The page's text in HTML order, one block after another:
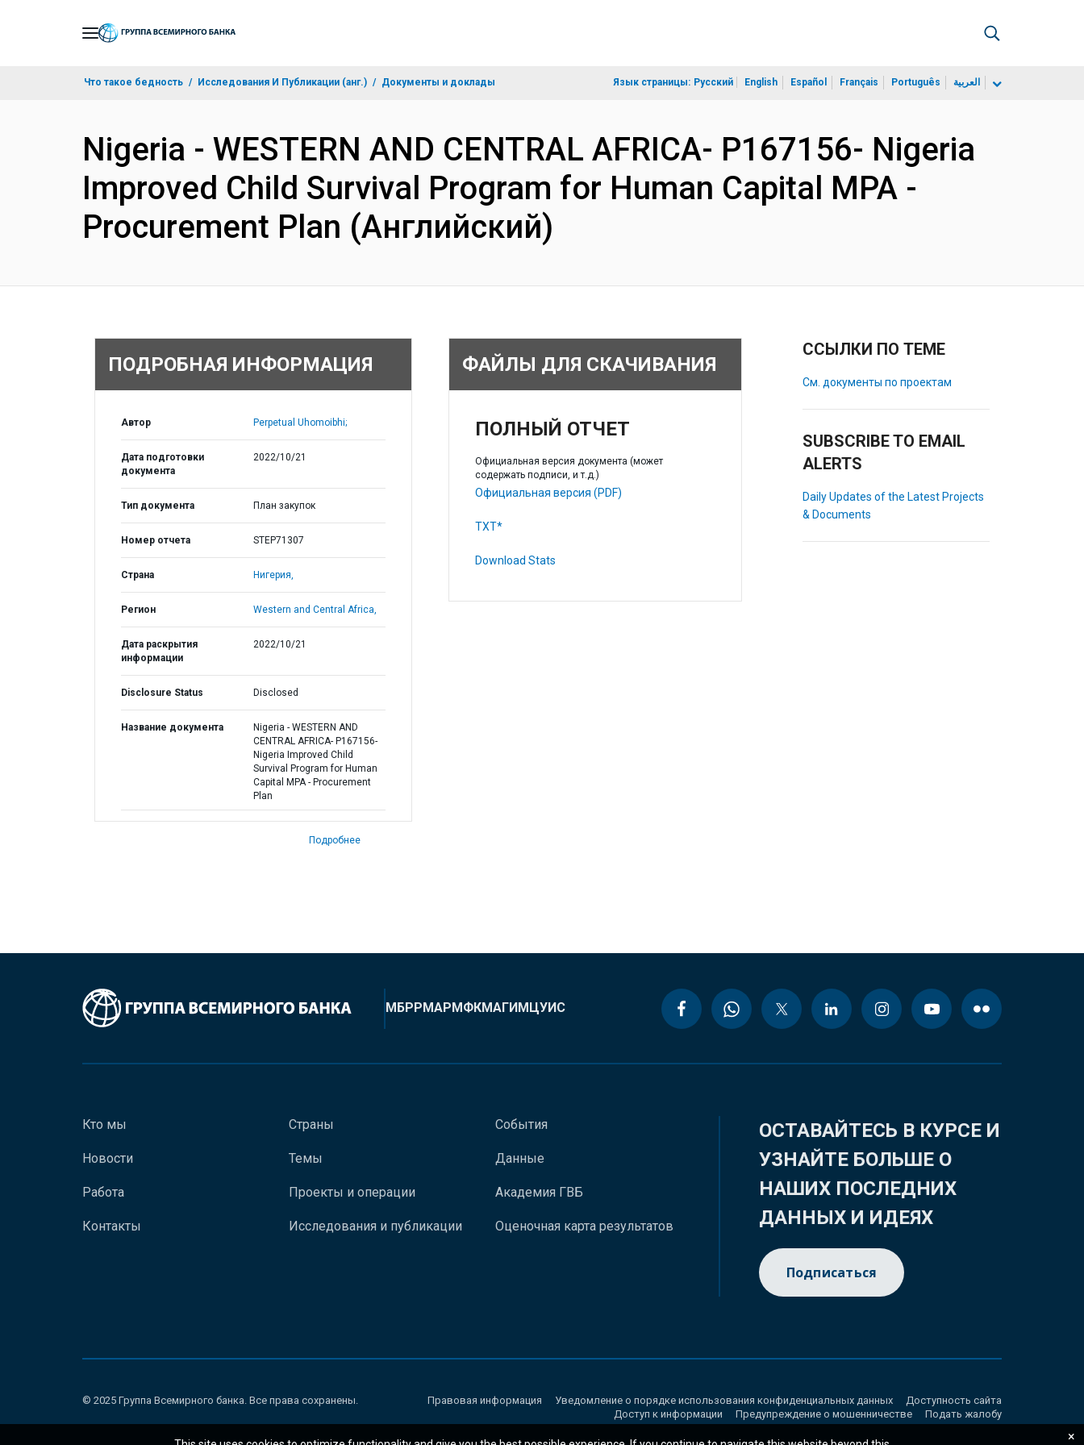
Что такое бедность Исследования И Публикации (анг.) Документы и доклады Язык страницы: Русский English Español Français Português العربية
Nigeria - WESTERN AND CENTRAL AFRICA- P167156- Nigeria
Improved Child Survival Program for Human Capital MPA -
Procurement Plan (Английский)
ПОДРОБНАЯ ИНФОРМАЦИЯ
Автор Perpetual Uhomoibhi;
Дата подготовки
документа
2022/10/21
Тип документа План закупок
Номер отчета STEP71307
Страна Нигерия,
Регион Western and Central Africa,
Дата раскрытия
информации
2022/10/21
Disclosure Status Disclosed
Название документа
Nigeria - WESTERN AND
CENTRAL AFRICA- P167156-
Nigeria Improved Child
Survival Program for Human
Capital MPA - Procurement
Plan
Подробнее
ФАЙЛЫ ДЛЯ СКАЧИВАНИЯ
ПОЛНЫЙ ОТЧЕТ
Официальная версия документа (может
содержать подписи, и т.д.)
Официальная версия (PDF)
TXT*
Download Stats
ССЫЛКИ ПО ТЕМЕ
См. документы по проектам
SUBSCRIBE TO EMAIL
ALERTS
Daily Updates of the Latest Projects
& Documents
МБРРМАРМФКМАГИМЦУИС
Кто мы
Новости
Работа
Контакты
Страны
Темы
Проекты и операции
Исследования и публикации
События
Данные
Академия ГВБ
Оценочная карта результатов
ОСТАВАЙТЕСЬ В КУРСЕ И
УЗНАЙТЕ БОЛЬШЕ О
НАШИХ ПОСЛЕДНИХ
ДАННЫХ И ИДЕЯХ
Подписаться
© 2025 Группа Всемирного банка. Все права сохранены. Правовая информация Уведомление о порядке использования конфиденциальных данных
Доступность сайта
Доступ к информации
Предупреждение о мошенничестве Подать жалобу
×